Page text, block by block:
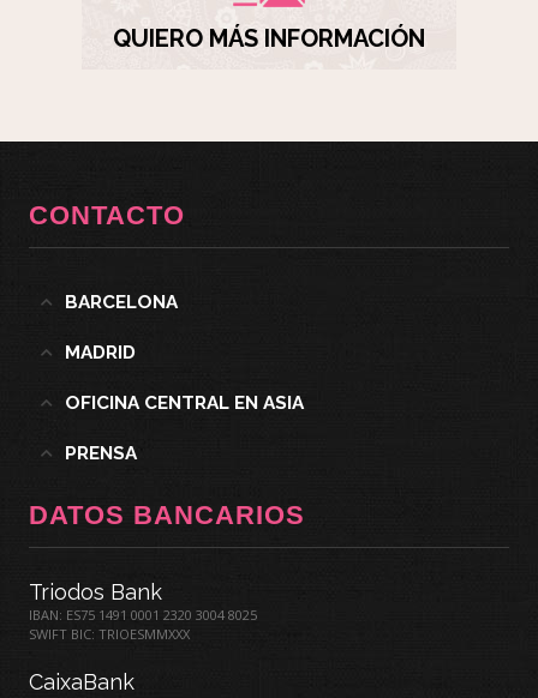
QUIERO MÁS INFORMACIÓN
CONTACTO
BARCELONA
MADRID
OFICINA CENTRAL EN ASIA
PRENSA
DATOS BANCARIOS
Triodos Bank
IBAN: ES75 1491 0001 2320 3004 8025
SWIFT BIC: TRIOESMMXXX
CaixaBank